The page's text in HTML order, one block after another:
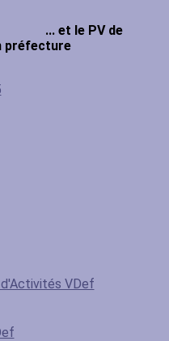
de
préfecture
VDef